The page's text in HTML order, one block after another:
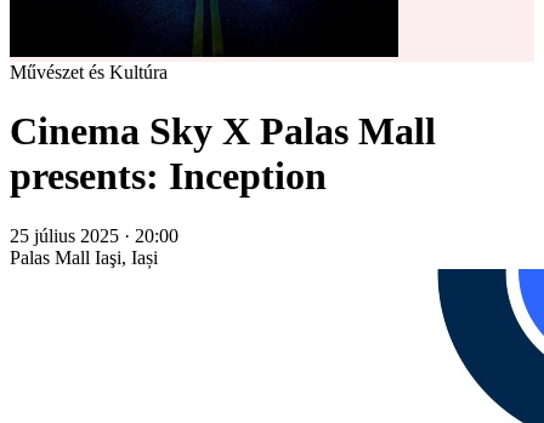
Művészet és Kultúra
Cinema Sky X Palas Mall
presents: Inception
25 július 2025 · 20:00
Palas Mall Iaşi, Iași